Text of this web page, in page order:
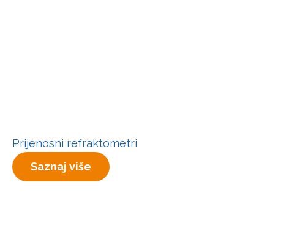
Prijenosni refraktometri
Saznaj više